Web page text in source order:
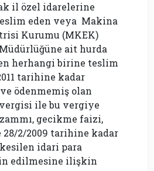
il özel idarelerine
eden veya Makina
Kurumu (MKEK)
ait hurda
herhangi birine teslim
tarihine kadar
ödenmemiş olan
ile bu vergiye
gecikme faizi,
28/2/2009 tarihine kadar
idari para
edilmesine ilişkin